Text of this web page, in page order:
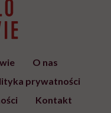
O nas
prywatności
Kontakt